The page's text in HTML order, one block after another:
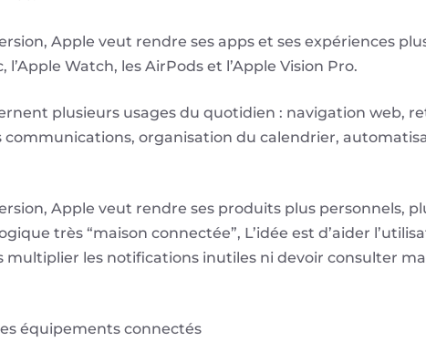
Apple veut rendre ses apps et ses expériences
l’Apple Watch, les AirPods et l’Apple Vision Pro.
plusieurs usages du quotidien : navigation web,
communications, organisation du calendrier,
Apple veut rendre ses produits plus personnels,
très “maison connectée”, L’idée est d’aider
multiplier les notifications inutiles ni devoir consulter
équipements connectés